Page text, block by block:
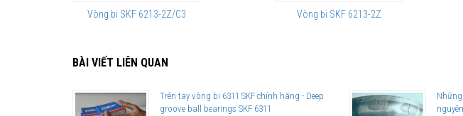
Vòng bi SKF 6213-2Z/C3 Vòng bi SKF 6213-2Z
BÀI VIẾT LIÊN QUAN
Trên tay vòng bi 6311 SKF chính hãng - Deep
groove ball bearings SKF 6311